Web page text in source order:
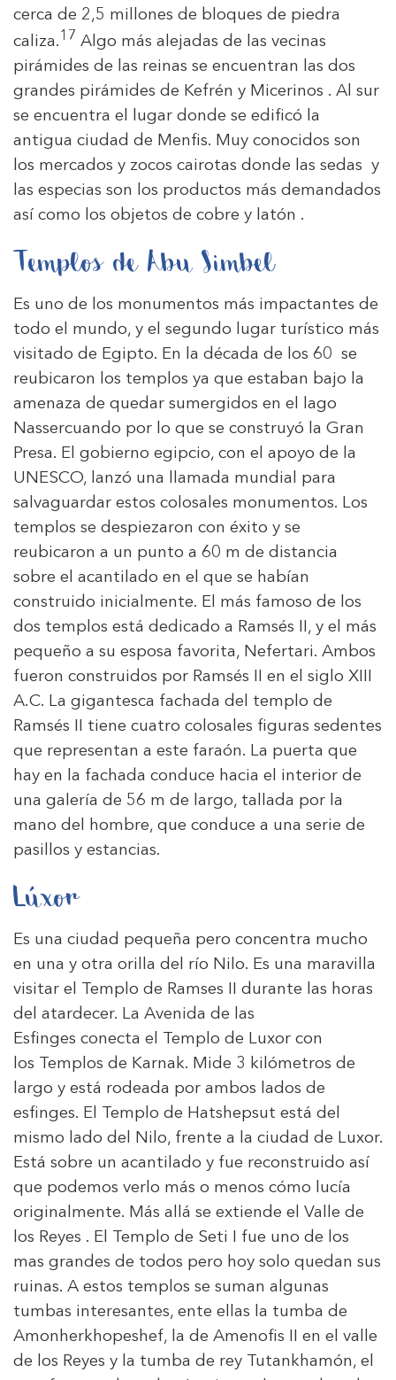
cerca de 2,5 millones de bloques de piedra
caliza.17 ​ Algo más alejadas de las vecinas
pirámides de las reinas se encuentran las dos
grandes pirámides de Kefrén y Micerinos . Al sur
se encuentra el lugar donde se edificó la
antigua ciudad de Menfis. Muy conocidos son
los mercados y zocos cairotas donde las sedas y
las especias son los productos más demandados
así como los objetos de cobre y latón .
Templos de Abu Simbel
Es uno de los monumentos más impactantes de
todo el mundo, y el segundo lugar turístico más
visitado de Egipto. En la década de los 60 se
reubicaron los templos ya que estaban bajo la
amenaza de quedar sumergidos en el lago
Nassercuando por lo que se construyó la Gran
Presa. El gobierno egipcio, con el apoyo de la
UNESCO, lanzó una llamada mundial para
salvaguardar estos colosales monumentos. Los
templos se despiezaron con éxito y se
reubicaron a un punto a 60 m de distancia
sobre el acantilado en el que se habían
construido inicialmente. El más famoso de los
dos templos está dedicado a Ramsés II, y el más
pequeño a su esposa favorita, Nefertari. Ambos
fueron construidos por Ramsés II en el siglo XIII
A.C. La gigantesca fachada del templo de
Ramsés II tiene cuatro colosales figuras sedentes
que representan a este faraón. La puerta que
hay en la fachada conduce hacia el interior de
una galería de 56 m de largo, tallada por la
mano del hombre, que conduce a una serie de
pasillos y estancias.
Lúxor
Es una ciudad pequeña pero concentra mucho
en una y otra orilla del río Nilo. Es una maravilla
visitar el Templo de Ramses II durante las horas
del atardecer. La Avenida de las
Esfinges conecta el Templo de Luxor con
los Templos de Karnak. Mide 3 kilómetros de
largo y está rodeada por ambos lados de
esfinges. El Templo de Hatshepsut está del
mismo lado del Nilo, frente a la ciudad de Luxor.
Está sobre un acantilado y fue reconstruido así
que podemos verlo más o menos cómo lucía
originalmente. Más allá se extiende el Valle de
los Reyes . El Templo de Seti I fue uno de los
mas grandes de todos pero hoy solo quedan sus
ruinas. A estos templos se suman algunas
tumbas interesantes, ente ellas la tumba de
Amonherkhopeshef, la de Amenofis II en el valle
de los Reyes y la tumba de rey Tutankhamón, el